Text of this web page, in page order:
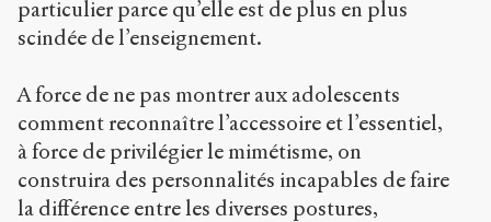
particulier parce qu’elle est de plus en plus
scindée de l’enseignement.
A force de ne pas montrer aux adolescents
comment reconnaître l’accessoire et l’essentiel,
à force de privilégier le mimétisme, on
construira des personnalités incapables de faire
la différence entre les diverses postures,